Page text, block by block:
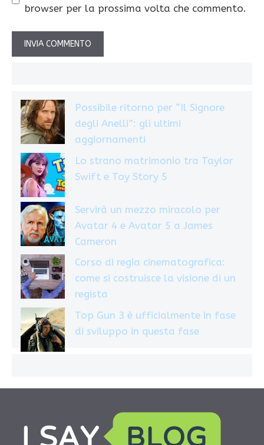
browser per la prossima volta che commento.
Possibile ritorno per “Il Signore
degli Anelli”: gli ultimi
aggiornamenti
Lo strano matrimonio tra Taylor
Swift e Toy Story 5
Servirà un mezzo miracolo per
Avatar 4 e Avatar 5 a James
Cameron
Corso di regia cinematografica:
come si costruisce la visione di un
regista
Top Gun 3 è ufficialmente in fase
di sviluppo in questa fase